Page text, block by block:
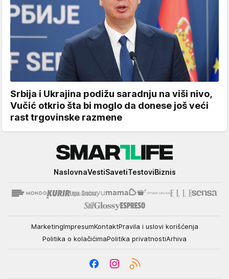
Srbija i Ukrajina podižu saradnju na viši nivo,
Vučić otkrio šta bi moglo da donese još veći
rast trgovinske razmene
NaslovnaVestiSavetiTestoviBiznis
MarketingImpresumKontaktPravila i uslovi korišćenja
Politika o kolačićimaPolitika privatnostiArhiva